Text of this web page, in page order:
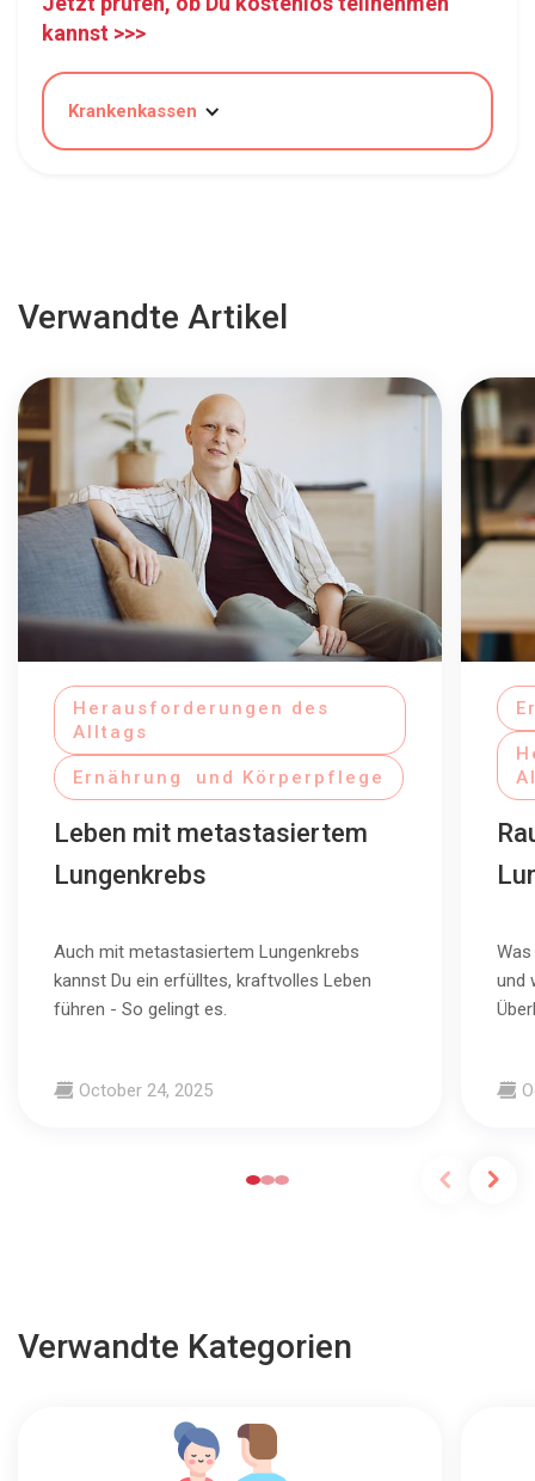
kannst >>>
Krankenkassen
Verwandte Artikel
Herausforderungen des
Alltags
Ernährung und Körperpflege
Leben mit metastasiertem
Lungenkrebs
Auch mit metastasiertem Lungenkrebs
kannst Du ein erfülltes, kraftvolles Leben
führen - So gelingt es.
October 24, 2025
und
Verwandte Kategorien